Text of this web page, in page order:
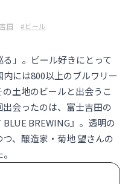
田 #ビール
る」。ビール好きにとって
には800以上のブルワリー
土地のビールと出会うこ
会ったのは、富士吉田の
BLUE BREWING』。透明の
、醸造家・菊地 望さんの